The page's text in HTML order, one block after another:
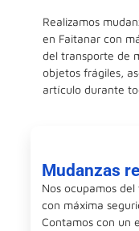
Realizamos
en Faitanar con
del transporte de
objetos frágiles,
artículo durante
Mudanzas
Nos ocupamos
con máxima
Contamos con un